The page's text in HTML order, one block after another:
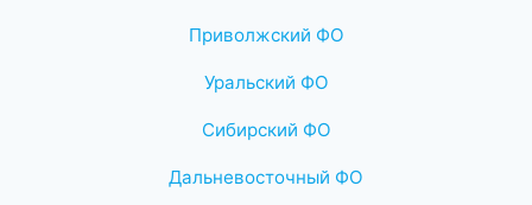
Приволжский ФО
Уральский ФО
Сибирский ФО
Дальневосточный ФО